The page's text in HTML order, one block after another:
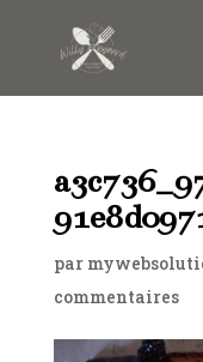
par
commentaires